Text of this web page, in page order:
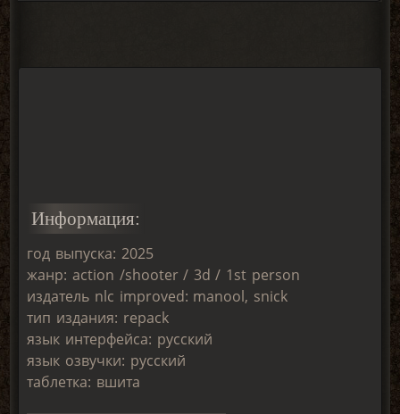
Информация:
год выпуска: 2025
жанр: action /shooter / 3d / 1st person
издатель nlc improved: manool, snick
тип издания: repack
язык интерфейса: русский
язык озвучки: русский
таблетка: вшита